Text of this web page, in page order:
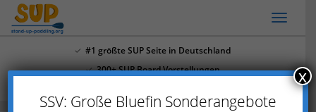
Skip
content
#1 größte SUP Seite in Deutschland
300+ SUP Board Vorstellungen
SSV: Große Bluefin Sonderangebote
x